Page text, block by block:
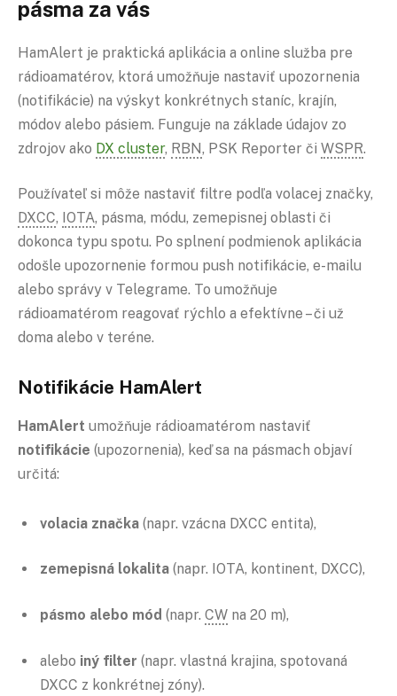
pásma za vás
HamAlert je praktická aplikácia a online služba pre
rádioamatérov, ktorá umožňuje nastaviť upozornenia
(notifikácie) na výskyt konkrétnych staníc, krajín,
módov alebo pásiem. Funguje na základe údajov zo
zdrojov ako DX cluster, RBN, PSK Reporter či WSPR.
Používateľ si môže nastaviť filtre podľa volacej značky,
DXCC, IOTA, pásma, módu, zemepisnej oblasti či
dokonca typu spotu. Po splnení podmienok aplikácia
odošle upozornenie formou push notifikácie, e-mailu
alebo správy v Telegrame. To umožňuje
rádioamatérom reagovať rýchlo a efektívne – či už
doma alebo v teréne.
Notifikácie HamAlert
HamAlert umožňuje rádioamatérom nastaviť
notifikácie (upozornenia), keď sa na pásmach objaví
určitá:
volacia značka (napr. vzácna DXCC entita),
zemepisná lokalita (napr. IOTA, kontinent, DXCC),
pásmo alebo mód (napr. CW na 20 m),
alebo iný filter (napr. vlastná krajina, spotovaná
DXCC z konkrétnej zóny).